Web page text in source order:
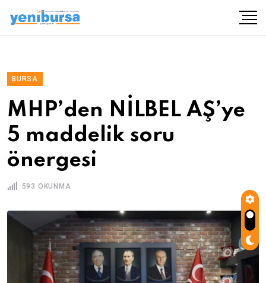
BURSA
MHP’den NİLBEL AŞ’ye
5 maddelik soru
önergesi
593 OKUNMA